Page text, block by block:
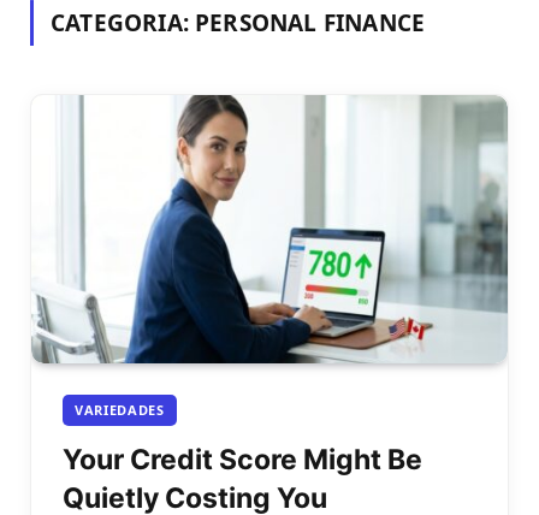
CATEGORIA: PERSONAL FINANCE
VARIEDADES
Your Credit Score Might Be
Quietly Costing You